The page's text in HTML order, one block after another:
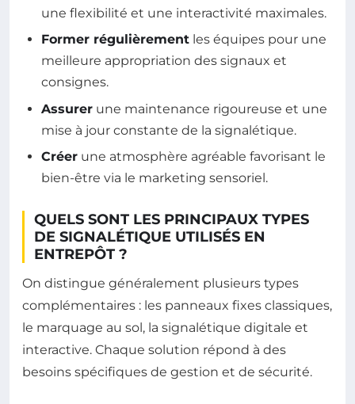
une flexibilité et une interactivité maximales.
Former régulièrement les équipes pour une
meilleure appropriation des signaux et
consignes.
Assurer une maintenance rigoureuse et une
mise à jour constante de la signalétique.
Créer une atmosphère agréable favorisant le
bien-être via le marketing sensoriel.
QUELS SONT LES PRINCIPAUX TYPES
DE SIGNALÉTIQUE UTILISÉS EN
ENTREPÔT ?
On distingue généralement plusieurs types
complémentaires : les panneaux fixes classiques,
le marquage au sol, la signalétique digitale et
interactive. Chaque solution répond à des
besoins spécifiques de gestion et de sécurité.